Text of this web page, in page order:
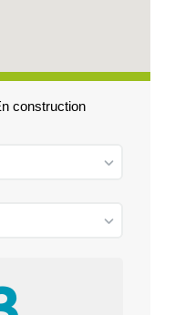
construction